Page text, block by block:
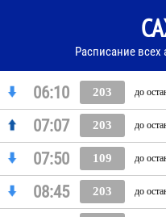
Расписание всех
06:10 203 до
07:07 203 до
07:50 109 до
08:45 203 до